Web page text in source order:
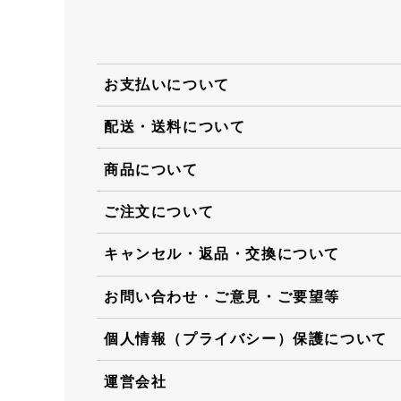
お支払いについて
配送・送料について
商品について
ご注文について
キャンセル・返品・交換について
お問い合わせ・ご意見・ご要望等
個人情報（プライバシー）保護について
運営会社